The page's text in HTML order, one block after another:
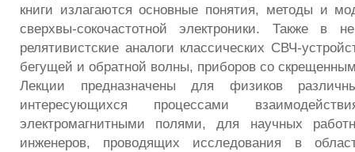
книги излагаются основные понятия, методы и
сверхвы-сокочастотной электроники. Также в
релятивистские аналоги классических СВЧ-
бегущей и обратной волны, приборов со
Лекции предназначены для физиков
интересующихся процессами
электромагнитными полями, для научных
инженеров, проводящих исследования в